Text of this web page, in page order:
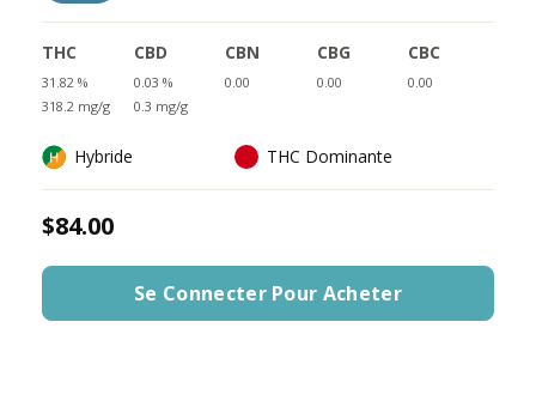
THC
31.82 %
318.2 mg/g
CBD
0.03 %
0.3 mg/g
CBN
0.00
CBG
0.00
CBC
0.00
Hybride THC Dominante
$84.00
Se Connecter Pour Acheter